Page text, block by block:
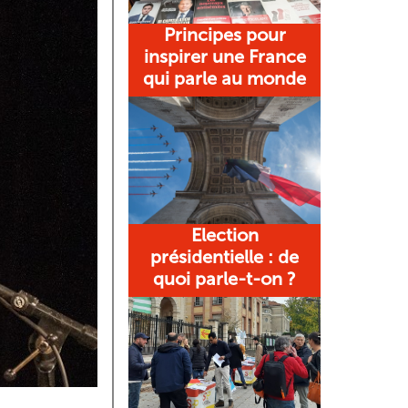
Principes pour
inspirer une France
qui parle au monde
Election
présidentielle : de
quoi parle-t-on ?